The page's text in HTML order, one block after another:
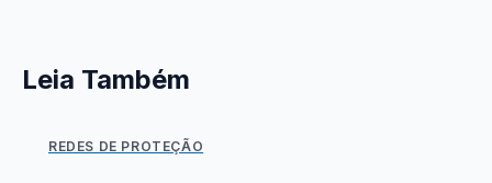
Leia Também
REDES DE PROTEÇÃO